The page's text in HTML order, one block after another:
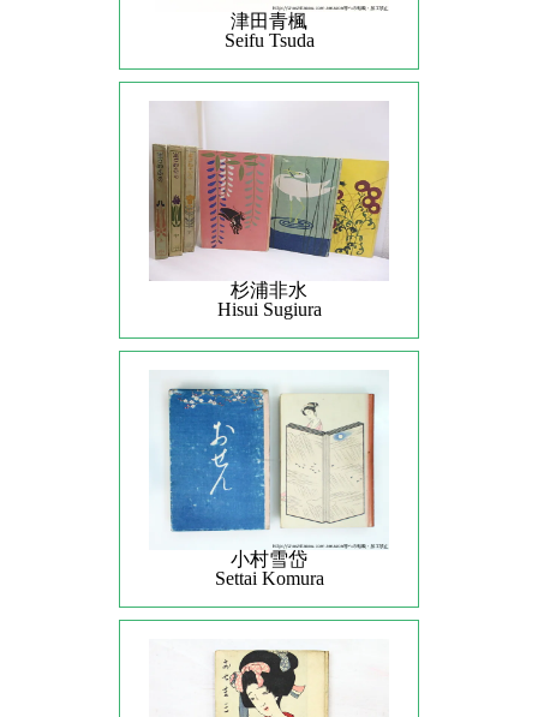
津田青楓
Seifu Tsuda
杉浦非水
Hisui Sugiura
小村雪岱
Settai Komura